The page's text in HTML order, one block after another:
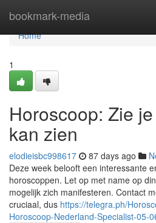
bookmark-media
Home
Home
1
Horoscoop: Zie
kan zien
elodieisbc998617 87 days ago
Deze week belooft een interessante
horoscoppen. Let op met name op
mogelijk zich manifesteren. Contact
cruciaal, dus https://telegra.ph/
Horoscoop-Nederland-Specialist-05-